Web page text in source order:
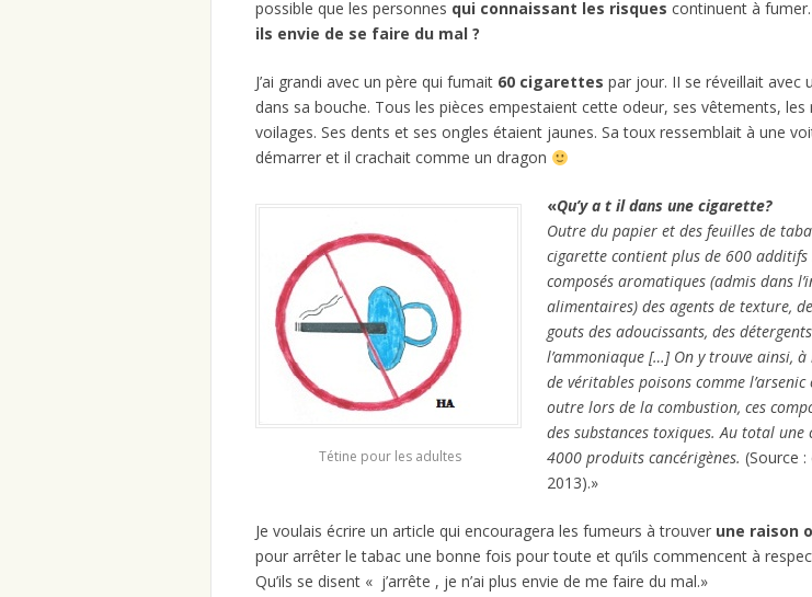
possible que les personnes qui connaissant les risques continuent à
ils envie de se faire du mal ?
J’ai grandi avec un père qui fumait 60 cigarettes par jour. II se réveillait avec
dans sa bouche. Tous les pièces empestaient cette odeur, ses vêtements, les
voilages. Ses dents et ses ongles étaient jaunes. Sa toux ressemblait à une
démarrer et il crachait comme un dragon
Tétine pour les adultes
«Qu’y a t il dans une cigarette?
Outre du papier et des feuilles de
cigarette contient plus de 600
composés aromatiques (admis dans
alimentaires) des agents de texture,
gouts des adoucissants, des
l’ammoniaque […] On y trouve ainsi, à
de véritables poisons comme l’arsenic
outre lors de la combustion, ces
des substances toxiques. Au total
4000 produits cancérigènes. (Source :
2013).»
Je voulais écrire un article qui encouragera les fumeurs à trouver une raison
pour arrêter le tabac une bonne fois pour toute et qu’ils commencent à
Qu’ils se disent « j’arrête , je n’ai plus envie de me faire du mal.»